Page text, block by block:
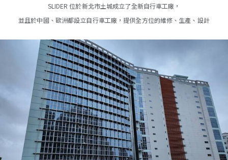
SLIDER 位於新北市土城成立了全新自行車工廠，
並且於中國、歐洲都設立自行車工廠，提供全方位的維修、生產、設計